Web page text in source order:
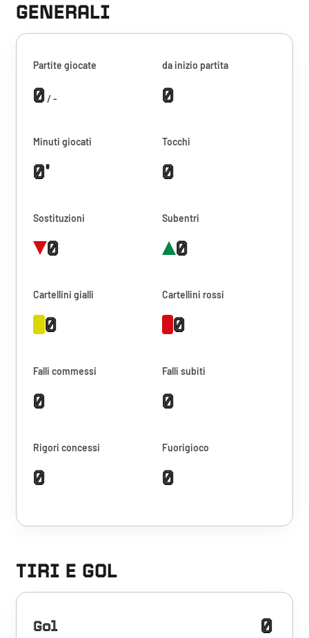
GENERALI
Partite giocate
0/ -
da inizio partita
0
Minuti giocati
0'
Tocchi
0
Sostituzioni
0
Subentri
0
Cartellini gialli
0
Cartellini rossi
0
Falli commessi
0
Falli subiti
0
Rigori concessi
0
Fuorigioco
0
TIRI E GOL
Gol 0